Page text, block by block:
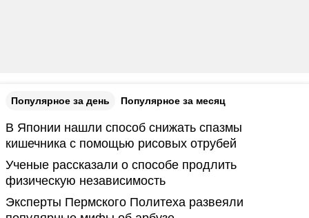
Популярное за день Популярное за месяц
В Японии нашли способ снижать спазмы
кишечника с помощью рисовых отрубей
Ученые рассказали о способе продлить
физическую независимость
Эксперты Пермского Политеха развеяли